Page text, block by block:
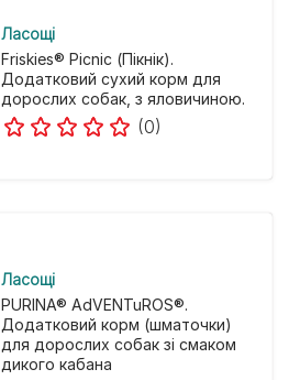
Ласощі
Friskies® Picnic (Пікнік).
Додатковий сухий корм для
дорослих собак, з яловичиною.
(0)
Ласощі
PURINA® AdVENTuROS®.
Додатковий корм (шматочки)
для дорослих собак зі смаком
дикого кабана